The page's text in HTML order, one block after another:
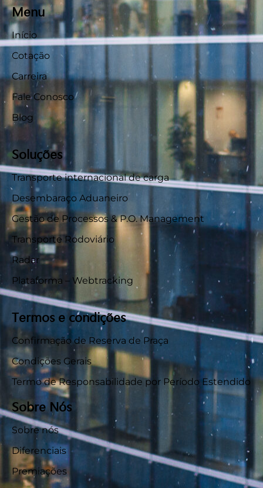
Menu
Início
Cotação
Carreira
Fale Conosco
Blog
Soluções
Transporte internacional de carga
Desembaraço Aduaneiro
Gestão de Processos & P.O. Management
Transporte Rodoviário
Radar
Plataforma – Webtracking
Termos e condições
Confirmação de Reserva de Praça
Condições Gerais
Termo de Responsabilidade por Período Estendido
Sobre Nós
Sobre nós
Diferenciais
Premiações